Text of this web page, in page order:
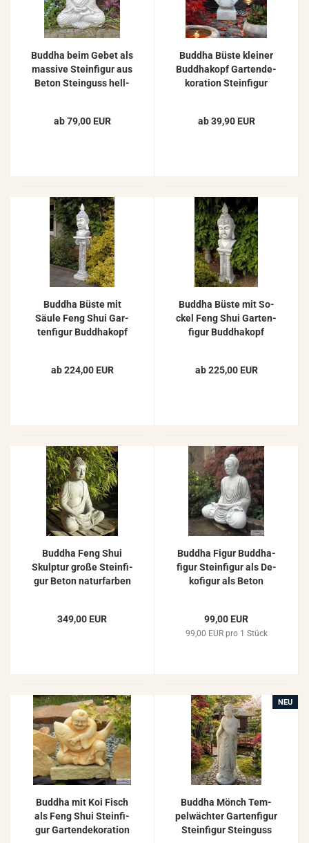
Bud­dha beim Gebet als
mas­si­ve Stein­fi­gur aus
Beton Stein­guss hell­
ab 79,00 EUR
Bud­dha Büste klei­ner
Bud­dha­kopf Gar­ten­de­
ko­ra­ti­on Stein­fi­gur
ab 39,90 EUR
Bud­dha Büste mit
Säule Feng Shui Gar­
ten­fi­gur Bud­dha­kopf
ab 224,00 EUR
Bud­dha Büste mit So­
ckel Feng Shui Gar­ten­
fi­gur Bud­dha­kopf
ab 225,00 EUR
Bud­dha Feng Shui
Skulp­tur große Stein­fi­
gur Beton na­tur­far­ben
349,00 EUR
Bud­dha Figur Bud­dha­
fi­gur Stein­fi­gur als De­
ko­fi­gur als Beton
99,00 EUR
99,00 EUR pro 1 Stück
Bud­dha mit Koi Fisch
als Feng Shui Stein­fi­
gur Gar­ten­de­ko­ra­ti­on
NEU
Bud­dha Mönch Tem­
pel­wäch­ter Gar­ten­fi­gur
Stein­fi­gur Stein­guss